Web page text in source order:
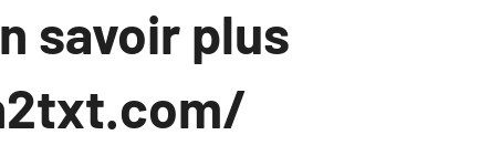
savoir plus